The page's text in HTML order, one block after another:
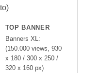
TOP BANNER
Banners XL:
(150.000 views, 930
x 180 / 300 x 250 /
320 x 160 px)